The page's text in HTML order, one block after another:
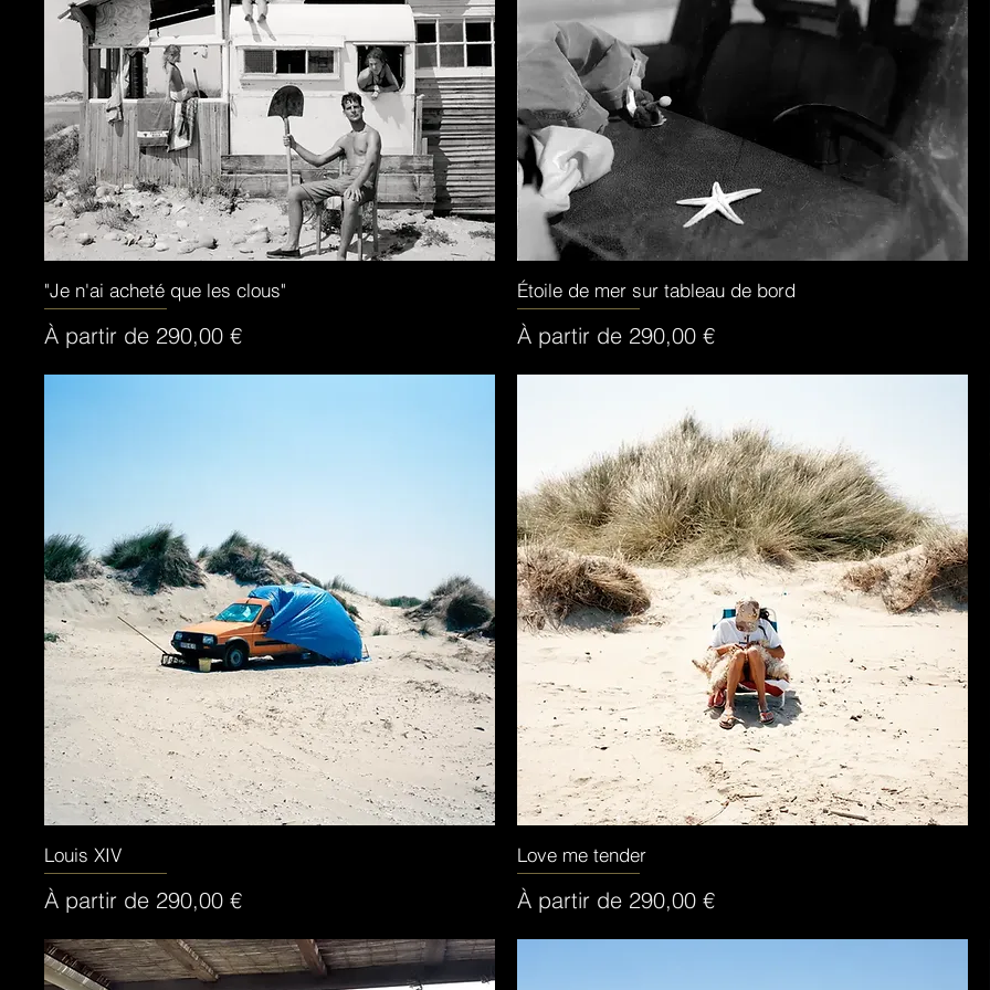
Aperçu rapide
"Je n'ai acheté que les clous"
À partir de 290,00 €
Prix promotionnel
Aperçu rapide
Étoile de mer sur tableau de bord
À partir de 290,00 €
Prix promotionnel
Louis XIV
À partir de 290,00 €
Prix promotionnel
Love me tender
À partir de 290,00 €
Prix promotionnel